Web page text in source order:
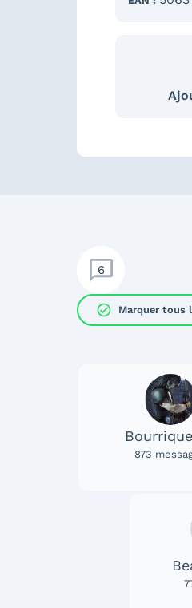
6
check_circle Marquer tous
873